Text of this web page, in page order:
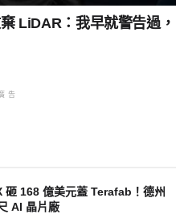
LiDAR：我早就警告過，
廣告
砸 168 億美元蓋 Terafab！德州
AI 晶片廠